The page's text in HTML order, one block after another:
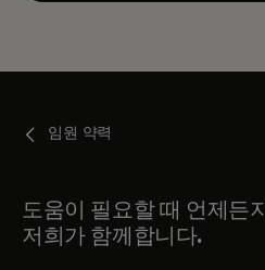
임원 약력
도움이 필요할 때 언제든지
저희가 함께합니다.